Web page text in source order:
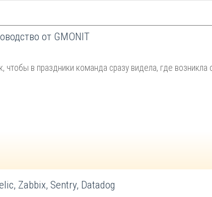
от GMONIT
чтобы в праздники команда сразу видела, где возникла
Zabbix, Sentry, Datadog